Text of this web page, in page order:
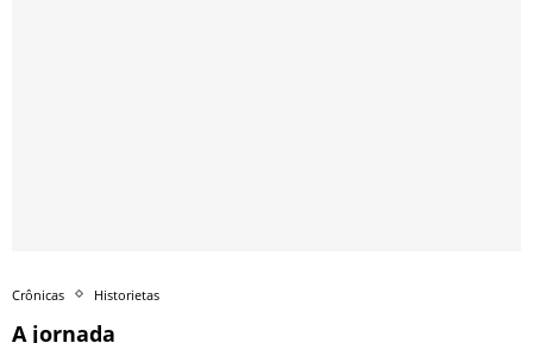
Crônicas Historietas
A jornada